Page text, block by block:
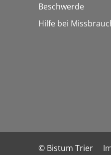
Beschwerde
Hilfe bei
© Bistum Trier